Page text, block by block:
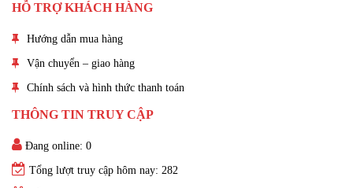
HỖ TRỢ KHÁCH HÀNG
Hướng dẫn mua hàng
Vận chuyển – giao hàng
Chính sách và hình thức thanh toán
THÔNG TIN TRUY CẬP
Đang online: 0
Tổng lượt truy cập hôm nay: 282